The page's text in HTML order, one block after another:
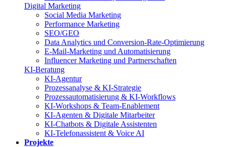
Digital Marketing
Social Media Marketing
Performance Marketing
SEO/GEO
Data Analytics und Conversion-Rate-Optimierung
E-Mail-Marketing und Automatisierung
Influencer Marketing und Partnerschaften
KI-Beratung
KI-Agentur
Prozessanalyse & KI-Strategie
Prozessautomatisierung & KI-Workflows
KI-Workshops & Team-Enablement
KI-Agenten & Digitale Mitarbeiter
KI-Chatbots & Digitale Assistenten
KI-Telefonassistent & Voice AI
Projekte